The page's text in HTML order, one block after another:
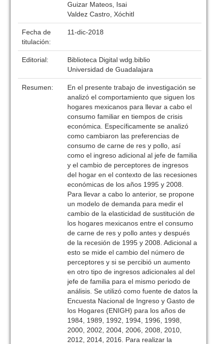
Guizar Mateos, Isai
Valdez Castro, Xóchitl
Fecha de
titulación:
11-dic-2018
Editorial:
Biblioteca Digital wdg.biblio
Universidad de Guadalajara
Resumen:
En el presente trabajo de investigación se
analizó el comportamiento que siguen los
hogares mexicanos para llevar a cabo el
consumo familiar en tiempos de crisis
económica. Específicamente se analizó
como cambiaron las preferencias de
consumo de carne de res y pollo, así
como el ingreso adicional al jefe de familia
y el cambio de perceptores de ingresos
del hogar en el contexto de las recesiones
económicas de los años 1995 y 2008.
Para llevar a cabo lo anterior, se propone
un modelo de demanda para medir el
cambio de la elasticidad de sustitución de
los hogares mexicanos entre el consumo
de carne de res y pollo antes y después
de la recesión de 1995 y 2008. Adicional a
esto se mide el cambio del número de
perceptores y si se percibió un aumento
en otro tipo de ingresos adicionales al del
jefe de familia para el mismo periodo de
análisis. Se utilizó como fuente de datos la
Encuesta Nacional de Ingreso y Gasto de
los Hogares (ENIGH) para los años de
1984, 1989, 1992, 1994, 1996, 1998,
2000, 2002, 2004, 2006, 2008, 2010,
2012, 2014, 2016. Para realizar la